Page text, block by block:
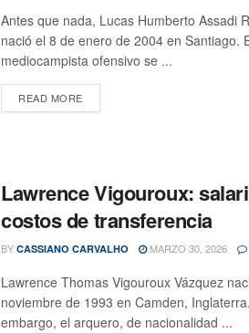
Antes que nada, Lucas Humberto Assadi
nació el 8 de enero de 2004 en Santiago.
mediocampista ofensivo se ...
READ MORE
Lawrence Vigouroux:
costos de transferencia
BY CASSIANO CARVALHO MARZO 30, 2026
Lawrence Thomas Vigouroux Vázquez
noviembre de 1993 en Camden,
embargo, el arquero, de nacionalidad ...